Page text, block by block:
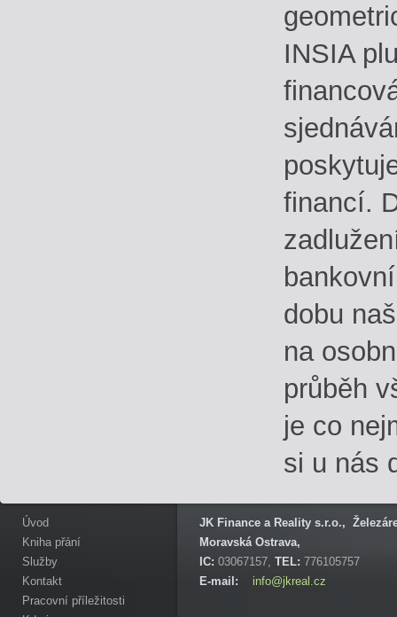
INSIA
financí.
dobu
na
průběh
je co
si u nás
Úvod
Kniha přání
Služby
Kontakt
Pracovní příležitosti
JK Finance a Reality s.r.o.,
Moravská Ostrava,
IC: 03067157, TEL: 776105757
E-mail:
info@jkreal.cz